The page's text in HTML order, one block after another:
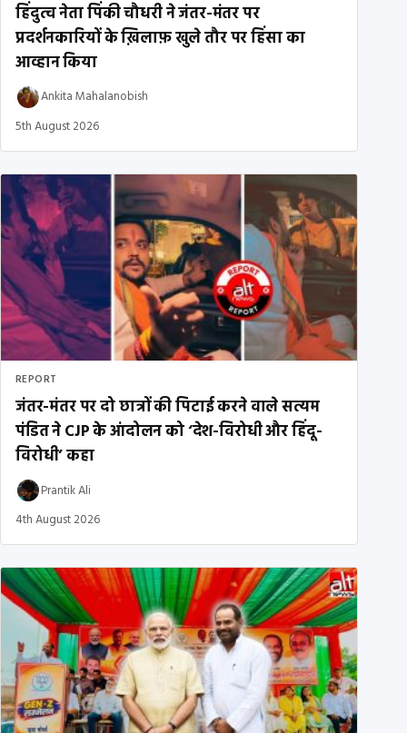
हिंदुत्व नेता पिंकी चौधरी ने जंतर-मंतर पर
प्रदर्शनकारियों के ख़िलाफ़ खुले तौर पर हिंसा का
आव्हान किया
Ankita Mahalanobish
5th August 2026
REPORT
जंतर-मंतर पर दो छात्रों की पिटाई करने वाले सत्यम
पंडित ने CJP के आंदोलन को ‘देश-विरोधी और हिंदू-
विरोधी’ कहा
Prantik Ali
4th August 2026